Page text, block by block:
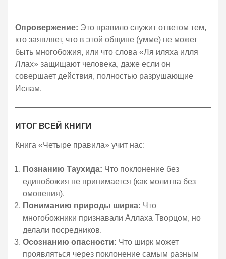
Опровержение: Это правило служит ответом тем,
кто заявляет, что в этой общине (умме) не может
быть многобожия, или что слова «Ля иляха илля
Ллах» защищают человека, даже если он
совершает действия, полностью разрушающие
Ислам.
ИТОГ ВСЕЙ КНИГИ
Книга «Четыре правила» учит нас:
Познанию Таухида: Что поклонение без
единобожия не принимается (как молитва без
омовения).
Пониманию природы ширка: Что
многобожники признавали Аллаха Творцом, но
делали посредников.
Осознанию опасности: Что ширк может
проявляться через поклонение самым разным